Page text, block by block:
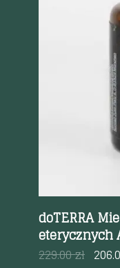
Szybki
doTERRA
eterycznych
229.00zł